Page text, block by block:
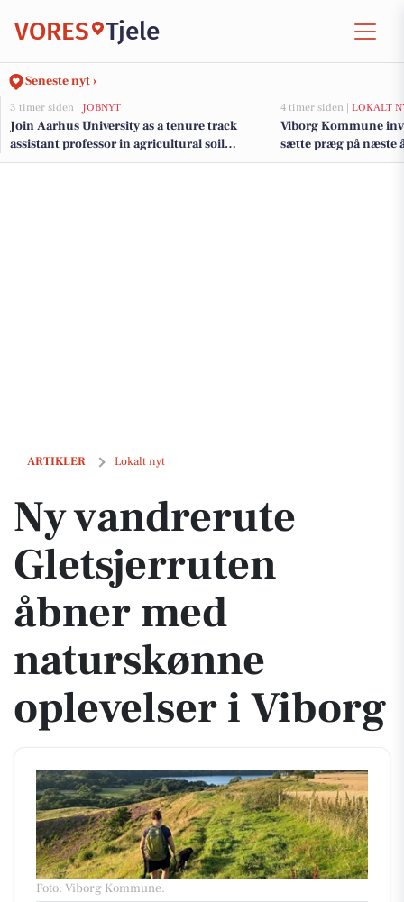
VORES Tjele
Seneste nyt ›
3 timer siden | JOBNYT
Join Aarhus University as a tenure track
assistant professor in agricultural soil
mechanics
4 timer siden | LOKALT
Viborg Kommune
sætte præg på næste
borgermøde
ARTIKLER Lokalt nyt
Ny vandrerute Gletsjerruten åbner med naturskønne oplevelser i
Ny vandrerute
Gletsjerruten
åbner med
naturskønne
oplevelser i Viborg
Foto: Viborg Kommune.